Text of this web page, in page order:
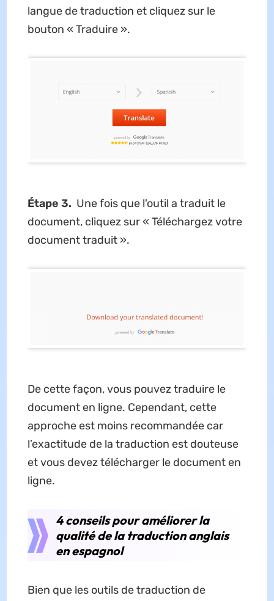
langue de traduction et cliquez sur le
bouton « Traduire ».
Étape 3. Une fois que l'outil a traduit le
document, cliquez sur « Téléchargez votre
document traduit ».
De cette façon, vous pouvez traduire le
document en ligne. Cependant, cette
approche est moins recommandée car
l’exactitude de la traduction est douteuse
et vous devez télécharger le document en
ligne.
4 conseils pour améliorer la
qualité de la traduction anglais
en espagnol
Bien que les outils de traduction de